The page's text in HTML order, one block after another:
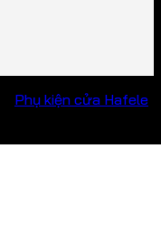
Phụ kiện cửa Hafele